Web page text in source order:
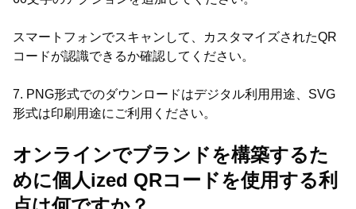
スマートフォンでスキャンして、カスタマイズされたQR
コードが認識できるか確認してください。
7. PNG形式でのダウンロードはデジタル利用用途、SVG
形式は印刷用途にご利用ください。
オンラインでブランドを構築するた
めに個人ized QRコードを使用する利